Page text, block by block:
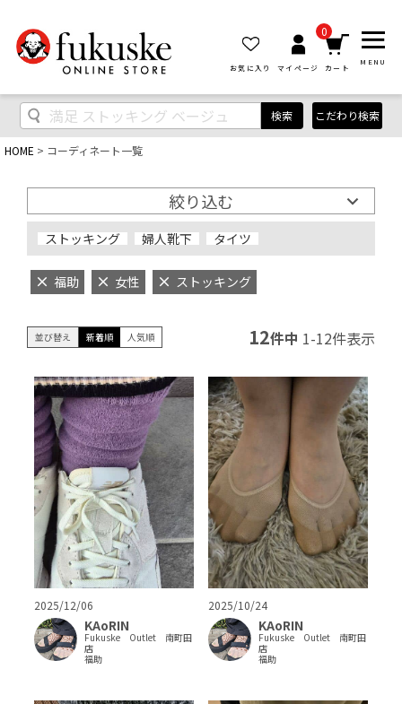
お気に入り マイページ
0
カート
MENU
検索 こだわり検索
HOME コーディネート一覧
絞り込む
ストッキング 婦人靴下 タイツ
福助 女性 ストッキング
並び替え 新着順 人気順 12件中 1-12件表示
2025/12/06
KAoRIN
Fukuske Outlet 南町田
店
福助
2025/10/24
KAoRIN
Fukuske Outlet 南町田
店
福助